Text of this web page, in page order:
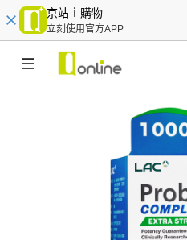
京站ｉ購物
立刻使用官方APP